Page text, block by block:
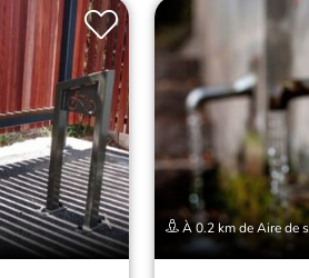
À 0.2 km de Aire de